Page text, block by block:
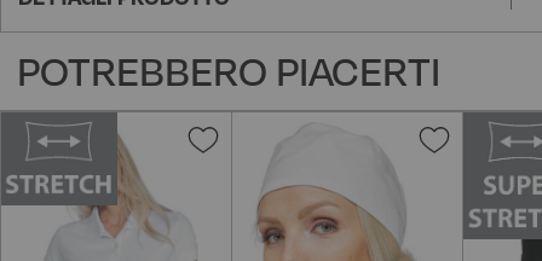
POTREBBERO PIACERTI
Aggiungi
lista
desideri
Aggiungi
lista
desideri